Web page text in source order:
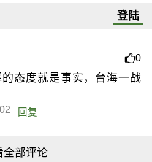
登陆
0
态度就是事实，台海一战
回复
全部评论